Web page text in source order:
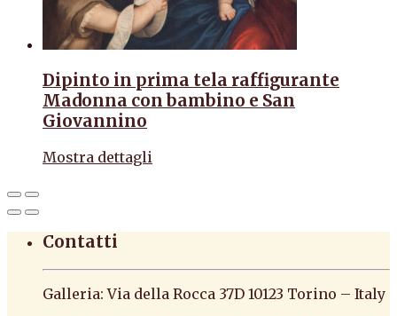
Dipinto in prima tela raffigurante
Madonna con bambino e San
Giovannino
Mostra dettagli
Contatti
Galleria: Via della Rocca 37D 10123 Torino – Italy